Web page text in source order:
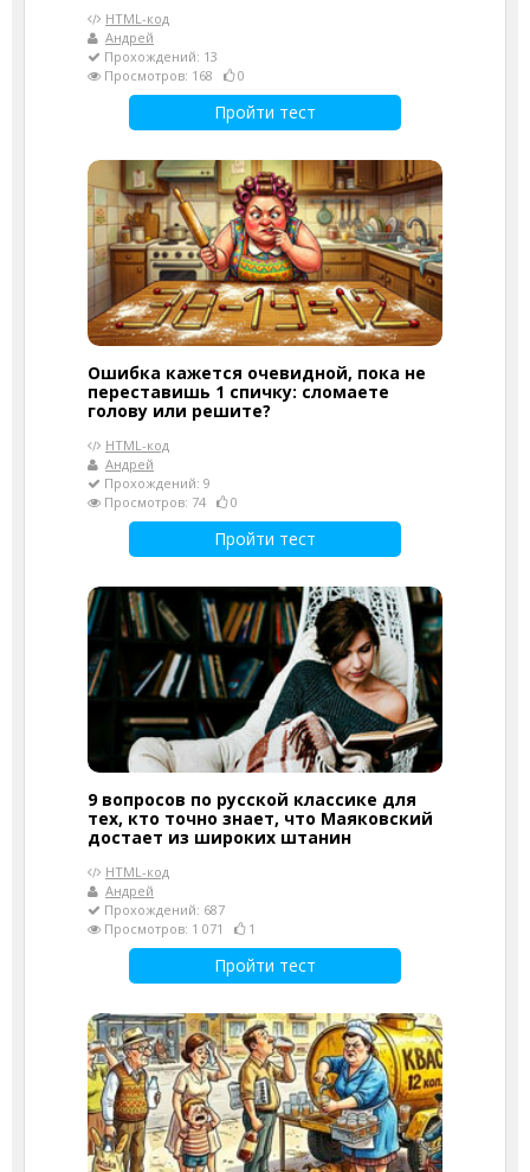
HTML-код
Андрей
Прохождений: 13
Просмотров: 168
0
Пройти тест
Ошибка кажется очевидной, пока не
переставишь 1 спичку: сломаете
голову или решите?
HTML-код
Андрей
Прохождений: 9
Просмотров: 74
0
Пройти тест
9 вопросов по русской классике для
тех, кто точно знает, что Маяковский
достает из широких штанин
HTML-код
Андрей
Прохождений: 687
Просмотров: 1 071
1
Пройти тест